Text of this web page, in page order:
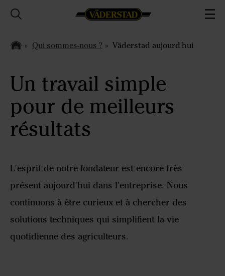
Qui sommes-nous ? Väderstad aujourd'hui
Un travail simple
pour de meilleurs
résultats
L'esprit de notre fondateur est encore très
présent aujourd'hui dans l'entreprise. Nous
continuons à être curieux et à chercher des
solutions techniques qui simplifient la vie
quotidienne des agriculteurs.